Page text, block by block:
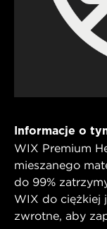
Informacje o
WIX Premium
mieszanego
do 99%
WIX do ciężkiej
zwrotne, aby